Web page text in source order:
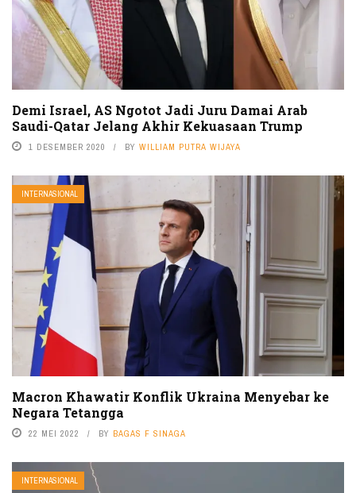
Demi Israel, AS Ngotot Jadi Juru Damai Arab
Saudi-Qatar Jelang Akhir Kekuasaan Trump
1 DESEMBER 2020 BY WILLIAM PUTRA WIJAYA
INTERNASIONAL
Macron Khawatir Konflik Ukraina Menyebar ke
Negara Tetangga
22 MEI 2022 BY BAGAS F SINAGA
INTERNASIONAL